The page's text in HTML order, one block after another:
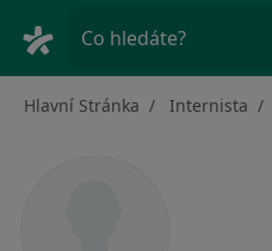
Co hledáte?
Hlavní Stránka Internista